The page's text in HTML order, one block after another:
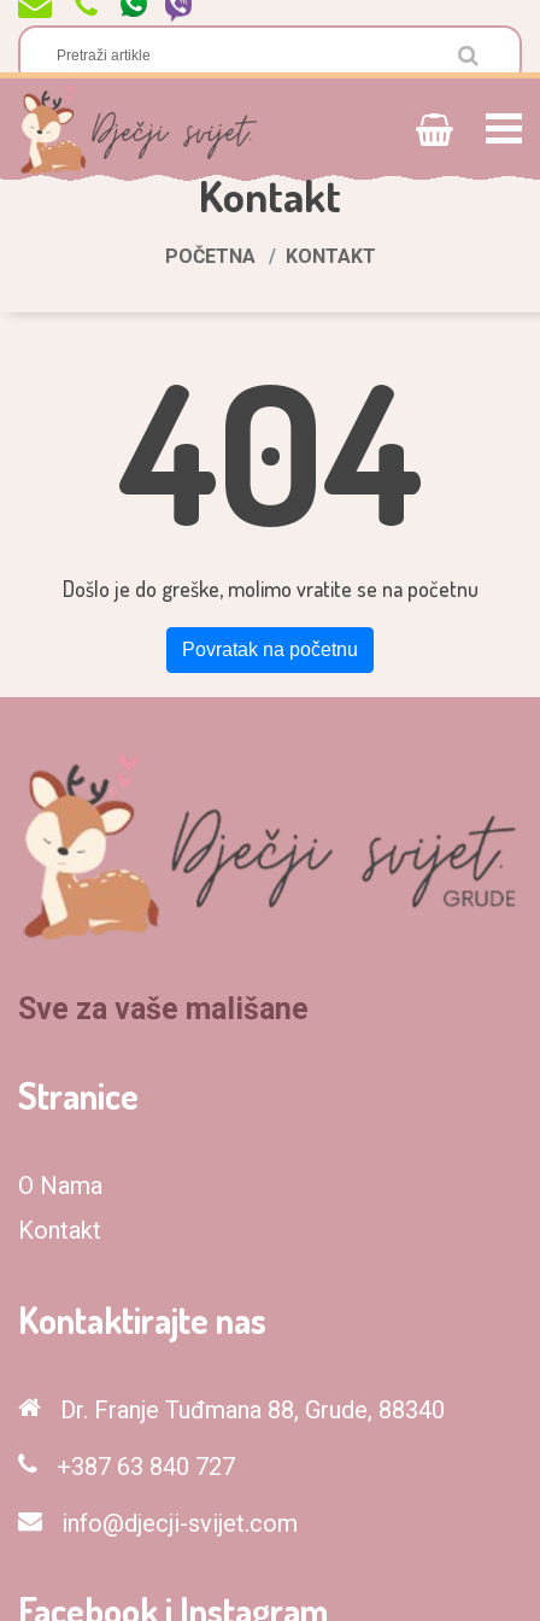
Kontakt
POČETNA KONTAKT
404
Došlo je do greške, molimo vratite se na početnu
Povratak na početnu
Sve za vaše mališane
Stranice
O Nama
Kontakt
Kontaktirajte nas
Dr. Franje Tuđmana 88, Grude, 88340
+387 63 840 727
info@djecji-svijet.com
Facebook i Instagram